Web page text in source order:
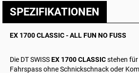
SPEZIFIKATIONEN
EX 1700 CLASSIC - ALL FUN NO FUSS
Die DT SWISSEX 1700 CLASSICstehen
Fahrspass ohne Schnickschnack oder